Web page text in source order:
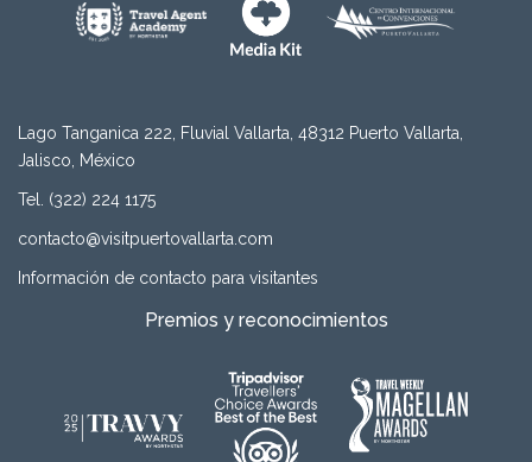
Lago Tanganica 222, Fluvial Vallarta, 48312 Puerto Vallarta,
Jalisco, México
Tel. (322) 224 1175
contacto@visitpuertovallarta.com
Información de contacto para visitantes
Premios y reconocimientos